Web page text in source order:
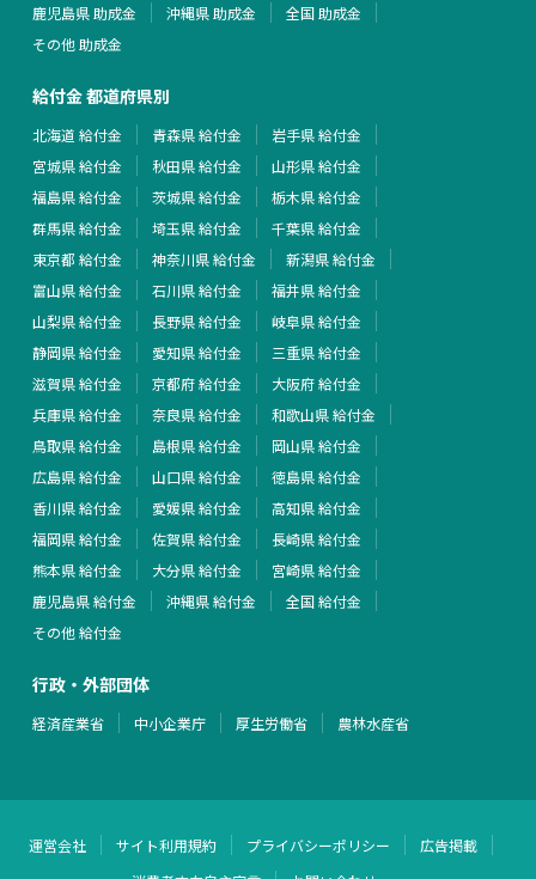
鹿児島県 助成金
沖縄県 助成金
全国 助成金
その他 助成金
給付金 都道府県別
北海道 給付金 青森県 給付金
岩手県 給付金
宮城県 給付金
秋田県 給付金
山形県 給付金
福島県 給付金
茨城県 給付金
栃木県 給付金
群馬県 給付金
埼玉県 給付金
千葉県 給付金
東京都 給付金
神奈川県 給付金
新潟県 給付金
富山県 給付金
石川県 給付金
福井県 給付金
山梨県 給付金
長野県 給付金
岐阜県 給付金
静岡県 給付金
愛知県 給付金
三重県 給付金
滋賀県 給付金
京都府 給付金
大阪府 給付金
兵庫県 給付金
奈良県 給付金
和歌山県 給付金
鳥取県 給付金
島根県 給付金
岡山県 給付金
広島県 給付金
山口県 給付金
徳島県 給付金
香川県 給付金
愛媛県 給付金
高知県 給付金
福岡県 給付金
佐賀県 給付金
長崎県 給付金
熊本県 給付金
大分県 給付金
宮崎県 給付金
鹿児島県 給付金
沖縄県 給付金
全国 給付金
その他 給付金
行政・外部団体
経済産業省 中小企業庁 厚生労働省 農林水産省
運営会社 サイト利用規約 プライバシーポリシー
広告掲載